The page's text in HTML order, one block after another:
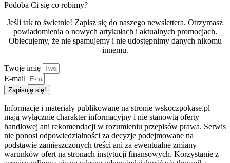
Podoba Ci się co robimy?
Jeśli tak to świetnie! Zapisz się do naszego newslettera. Otrzymasz
powiadomienia o nowych artykułach i aktualnych promocjach.
Obiecujemy, że nie spamujemy i nie udostępnimy danych nikomu
innemu.
Twoje imię
E-mail
Zapisuję się!
Informacje i materiały publikowane na stronie wskoczpokase.pl
mają wyłącznie charakter informacyjny i nie stanowią oferty
handlowej ani rekomendacji w rozumieniu przepisów prawa. Serwis
nie ponosi odpowiedzialności za decyzje podejmowane na
podstawie zamieszczonych treści ani za ewentualne zmiany
warunków ofert na stronach instytucji finansowych. Korzystanie z